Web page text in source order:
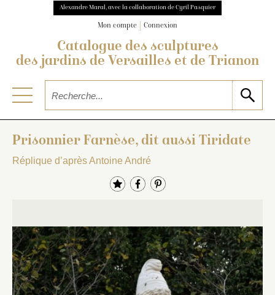
Alexandre Maral, avec la collaboration de Cyril Pasquier
Mon compte Connexion
Catalogue des sculptures
des jardins de Versailles et de Trianon
Prisonnier Farnèse, dit aussi Tiridate
Réplique d’après Antoine André